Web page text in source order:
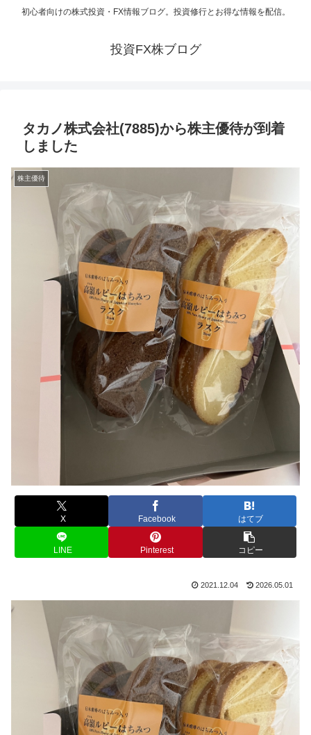
初心者向けの株式投資・FX情報ブログ。投資修行とお得な情報を配信。
投資FX株ブログ
タカノ株式会社(7885)から株主優待が到着
しました
株主優待
X Facebook はてブ
LINE Pinterest コピー
2021.12.04 2026.05.01